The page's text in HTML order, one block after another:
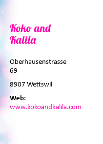
Koko and
Kalila
Oberhausenstrasse
69
8907 Wettswil
Web:
www.kokoandkalila.com